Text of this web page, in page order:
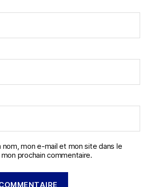
nom, mon e-mail et mon site dans le
prochain commentaire.